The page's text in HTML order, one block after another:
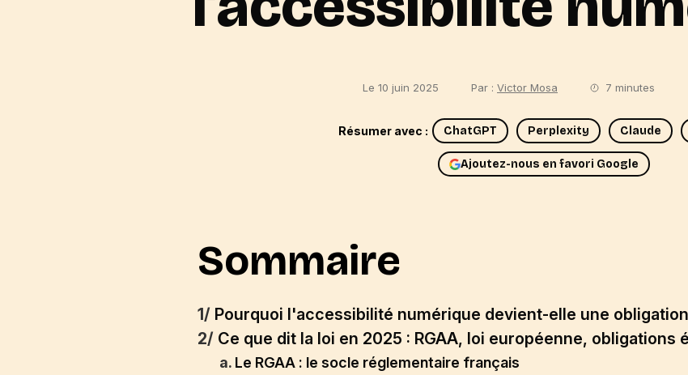
Le 10 juin 2025 Par : Victor Mosa 7 minutes
Résumer avec : ChatGPT Perplexity Claude
Ajoutez-nous en favori Google
Sommaire
1/ Pourquoi l'accessibilité numérique devient-elle une
2/ Ce que dit la loi en 2025 : RGAA, loi européenne, obligations
a. Le RGAA : le socle réglementaire français